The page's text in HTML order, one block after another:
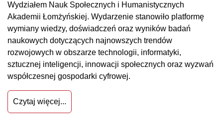
Wydziałem Nauk Społecznych i Humanistycznych
Akademii Łomżyńskiej. Wydarzenie stanowiło platformę
wymiany wiedzy, doświadczeń oraz wyników badań
naukowych dotyczących najnowszych trendów
rozwojowych w obszarze technologii, informatyki,
sztucznej inteligencji, innowacji społecznych oraz wyzwań
współczesnej gospodarki cyfrowej.
Czytaj więcej...